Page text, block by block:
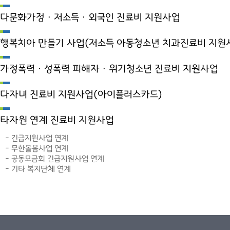
다문화가정ㆍ저소득ㆍ외국인 진료비 지원사업
행복치아 만들기 사업(저소득 아동청소년 치과진료비 지원
가정폭력ㆍ성폭력 피해자ㆍ위기청소년 진료비 지원사업
다자녀 진료비 지원사업(아이플러스카드)
타자원 연계 진료비 지원사업
- 긴급지원사업 연계
- 무한돌봄사업 연계
- 공동모금회 긴급지원사업 연계
- 기타 복지단체 연계